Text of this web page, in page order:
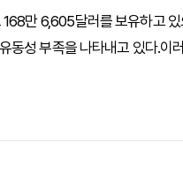
만 6,605달러를 보유하고
성 부족을 나타내고 있다.이